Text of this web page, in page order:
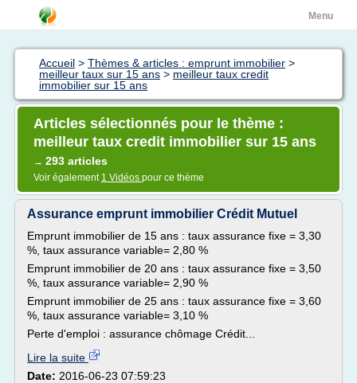
Menu
Accueil > Thèmes & articles : emprunt immobilier >
meilleur taux sur 15 ans > meilleur taux credit
immobilier sur 15 ans
Articles sélectionnés pour le thème :
meilleur taux credit immobilier sur 15 ans
→ 293 articles
Voir également 1 Vidéos pour ce thème
Assurance emprunt immobilier Crédit Mutuel
Emprunt immobilier de 15 ans : taux assurance fixe = 3,30
%, taux assurance variable= 2,80 %
Emprunt immobilier de 20 ans : taux assurance fixe = 3,50
%, taux assurance variable= 2,90 %
Emprunt immobilier de 25 ans : taux assurance fixe = 3,60
%, taux assurance variable= 3,10 %
Perte d'emploi : assurance chômage Crédit...
Lire la suite
Date: 2016-06-23 07:59:23